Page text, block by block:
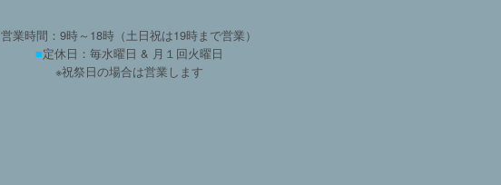
営業時間：9時～18時（土日祝は19時まで営業）
■定休日：毎水曜日 & 月１回火曜日
※祝祭日の場合は営業します